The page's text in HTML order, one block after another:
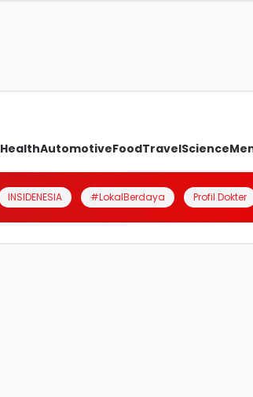
HealthAutomotiveFoodTravelScience
INSIDENESIA #LokalBerdaya Profil Dokter